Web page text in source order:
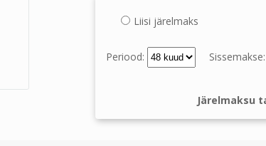
Liisi järelmaks
Periood: Sissemakse:
Järelmaksu